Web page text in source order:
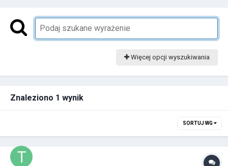
Więcej opcji wyszukiwania
Znaleziono 1 wynik
SORTUJ WG